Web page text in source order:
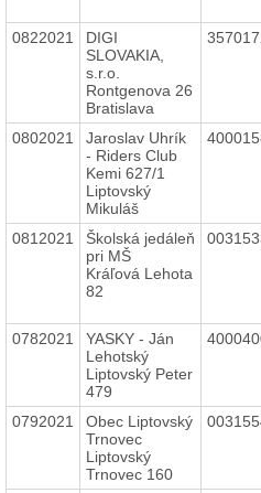
0822021
DIGI
SLOVAKIA,
s.r.o.
Rontgenova 26
Bratislava
0802021
Jaroslav Uhrík
- Riders Club
Kemi 627/1
Liptovský
Mikuláš
0812021
Školská jedáleň
pri MŠ
Kráľová Lehota
82
0782021
YASKY - Ján
Lehotský
Liptovský Peter
479
0792021
Obec Liptovský
Trnovec
Liptovský
Trnovec 160